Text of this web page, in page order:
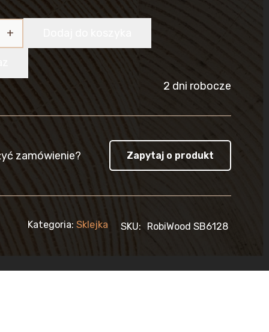
2 dni robocze
zamówienie? Zapytaj o produkt
Kategoria: Sklejka SKU: RobiWood SB6128